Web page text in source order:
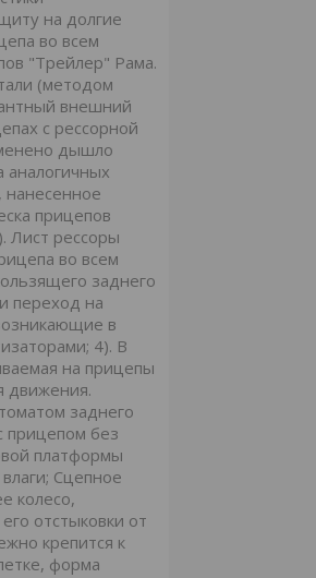
на долгие
во всем
"Трейлер" Рама.
(методом
внешний
с рессорной
дышло
нанесенное
прицепов
Лист рессоры
во всем
заднего
переход на
в
4). В
на прицепы
движения.
заднего
прицепом без
платформы
Сцепное
колесо,
отстыковки от
крепится к
форма